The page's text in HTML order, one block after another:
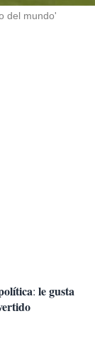
del mundo'
: le gusta